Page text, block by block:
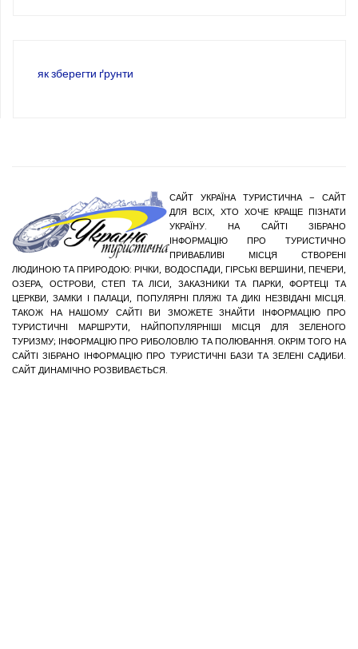
як зберегти ґрунти
САЙТ УКРАЇНА ТУРИСТИЧНА – САЙТ
ДЛЯ ВСІХ, ХТО ХОЧЕ КРАЩЕ ПІЗНАТИ
УКРАЇНУ. НА САЙТІ ЗІБРАНО
ІНФОРМАЦІЮ ПРО ТУРИСТИЧНО
ПРИВАБЛИВІ МІСЦЯ СТВОРЕНІ
ЛЮДИНОЮ ТА ПРИРОДОЮ: РІЧКИ, ВОДОСПАДИ, ГІРСЬКІ ВЕРШИНИ, ПЕЧЕРИ,
ОЗЕРА, ОСТРОВИ, СТЕП ТА ЛІСИ, ЗАКАЗНИКИ ТА ПАРКИ, ФОРТЕЦІ ТА
ЦЕРКВИ, ЗАМКИ І ПАЛАЦИ, ПОПУЛЯРНІ ПЛЯЖІ ТА ДИКІ НЕЗВІДАНІ МІСЦЯ.
ТАКОЖ НА НАШОМУ САЙТІ ВИ ЗМОЖЕТЕ ЗНАЙТИ ІНФОРМАЦІЮ ПРО
ТУРИСТИЧНІ МАРШРУТИ, НАЙПОПУЛЯРНІШІ МІСЦЯ ДЛЯ ЗЕЛЕНОГО
ТУРИЗМУ; ІНФОРМАЦІЮ ПРО РИБОЛОВЛЮ ТА ПОЛЮВАННЯ. ОКРІМ ТОГО НА
САЙТІ ЗІБРАНО ІНФОРМАЦІЮ ПРО ТУРИСТИЧНІ БАЗИ ТА ЗЕЛЕНІ САДИБИ.
САЙТ ДИНАМІЧНО РОЗВИВАЄТЬСЯ.